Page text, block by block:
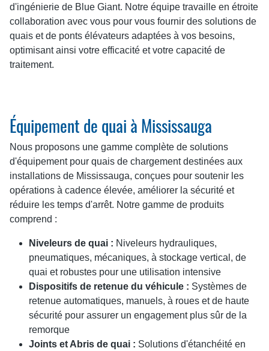
d'ingénierie de Blue Giant. Notre équipe travaille en étroite
collaboration avec vous pour vous fournir des solutions de
quais et de ponts élévateurs adaptées à vos besoins,
optimisant ainsi votre efficacité et votre capacité de
traitement.
Équipement de quai à Mississauga
Nous proposons une gamme complète de solutions
d'équipement pour quais de chargement destinées aux
installations de Mississauga, conçues pour soutenir les
opérations à cadence élevée, améliorer la sécurité et
réduire les temps d'arrêt. Notre gamme de produits
comprend :
Niveleurs de quai : Niveleurs hydrauliques,
pneumatiques, mécaniques, à stockage vertical, de
quai et robustes pour une utilisation intensive
Dispositifs de retenue du véhicule : Systèmes de
retenue automatiques, manuels, à roues et de haute
sécurité pour assurer un engagement plus sûr de la
remorque
Joints et Abris de quai : Solutions d'étanchéité en